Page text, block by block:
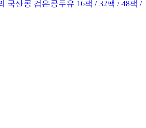
국산콩 검은콩두유 16팩 / 32팩 / 48팩 /